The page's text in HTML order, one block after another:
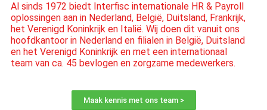
Al sinds 1972 biedt Interfisc internationale HR & Payroll
oplossingen aan in Nederland, België, Duitsland, Frankrijk,
het Verenigd Koninkrijk en Italië. Wij doen dit vanuit ons
hoofdkantoor in Nederland en filialen in België, Duitsland
en het Verenigd Koninkrijk en met een internationaal
team van ca. 45 bevlogen en zorgzame medewerkers.
Maak kennis met ons team >